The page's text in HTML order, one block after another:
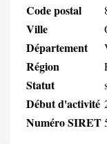
Code postal
Ville
Département
Région
Statut
Début d'activité
Numéro SIRET